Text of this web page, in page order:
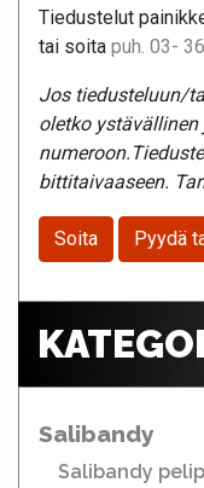
Tiedustelut
tai soita puh. 03-
Jos tiedusteluun/
oletko
bittitaivaaseen.
Soita Pyydä
Salibandy
Salibandy